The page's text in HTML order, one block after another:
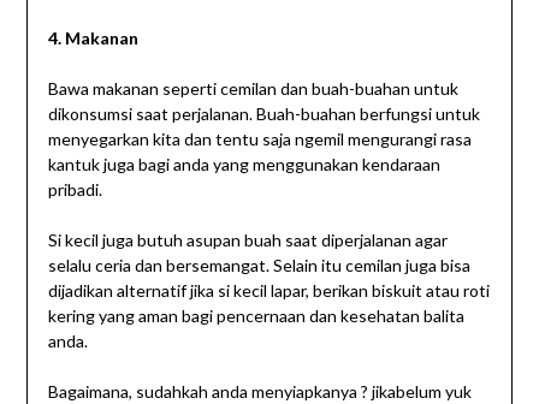
4. Makanan
Bawa makanan seperti cemilan dan buah-buahan untuk
dikonsumsi saat perjalanan. Buah-buahan berfungsi untuk
menyegarkan kita dan tentu saja ngemil mengurangi rasa
kantuk juga bagi anda yang menggunakan kendaraan
pribadi.
Si kecil juga butuh asupan buah saat diperjalanan agar
selalu ceria dan bersemangat. Selain itu cemilan juga bisa
dijadikan alternatif jika si kecil lapar, berikan biskuit atau roti
kering yang aman bagi pencernaan dan kesehatan balita
anda.
Bagaimana, sudahkah anda menyiapkanya ? jikabelum yuk